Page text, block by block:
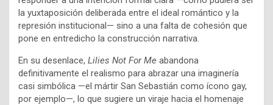
la yuxtaposición deliberada entre el ideal romántico y la
represión institucional— sino a una falta de cohesión que
pone en entredicho la construcción narrativa.
En su desenlace, Lilies Not For Me abandona
definitivamente el realismo para abrazar una imaginería
casi simbólica —el mártir San Sebastián como ícono gay,
por ejemplo—, lo que sugiere un viraje hacia el homenaje